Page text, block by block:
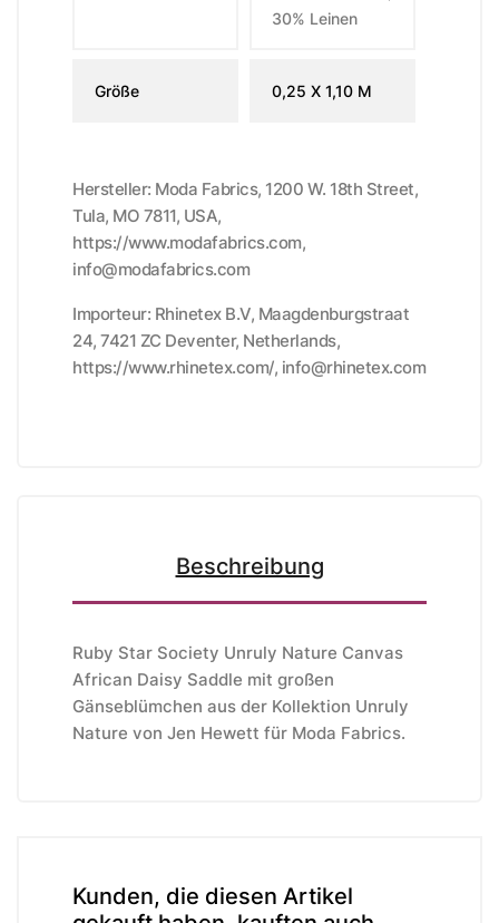
30% Leinen
Größe 0,25 X 1,10 M
Hersteller: Moda Fabrics, 1200 W. 18th Street,
Tula, MO 7811, USA,
https://www.modafabrics.com,
info@modafabrics.com
Importeur: Rhinetex B.V, Maagdenburgstraat
24, 7421 ZC Deventer, Netherlands,
https://www.rhinetex.com/, info@rhinetex.com
Beschreibung
Ruby Star Society Unruly Nature Canvas
African Daisy Saddle mit großen
Gänseblümchen aus der Kollektion Unruly
Nature von Jen Hewett für Moda Fabrics.
Kunden, die diesen Artikel